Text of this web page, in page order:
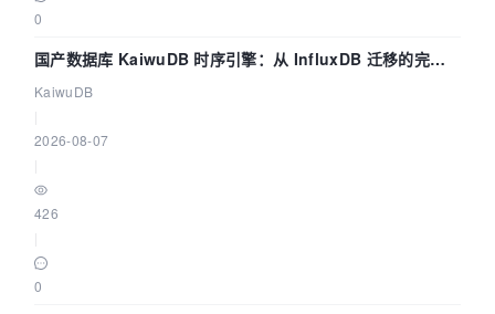
0
国产数据库 KaiwuDB 时序引擎：从 InfluxDB 迁移的完整
技术路径
KaiwuDB
2026-08-07
426
0